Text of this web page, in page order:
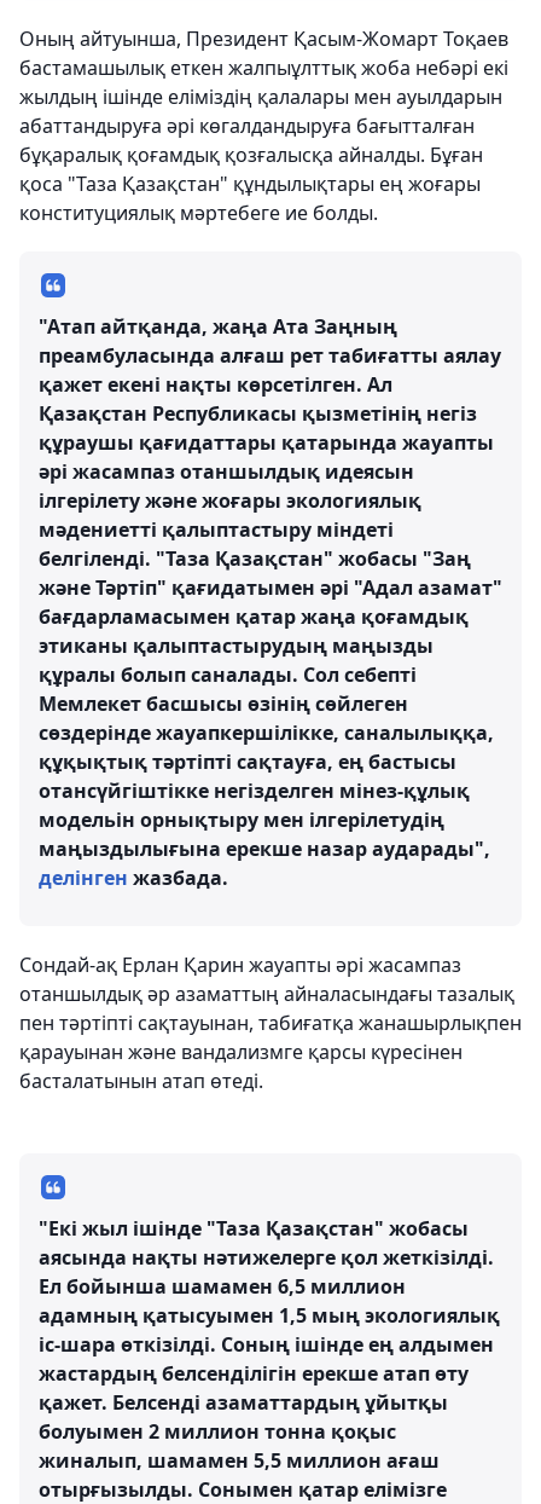
Оның айтуынша, Президент Қасым-Жомарт Тоқаев
бастамашылық еткен жалпыұлттық жоба небәрі екі
жылдың ішінде еліміздің қалалары мен ауылдарын
абаттандыруға әрі көгалдандыруға бағытталған
бұқаралық қоғамдық қозғалысқа айналды. Бұған
қоса "Таза Қазақстан" құндылықтары ең жоғары
конституциялық мәртебеге ие болды.
"Атап айтқанда, жаңа Ата Заңның
преамбуласында алғаш рет табиғатты аялау
қажет екені нақты көрсетілген. Ал
Қазақстан Республикасы қызметінің негіз
құраушы қағидаттары қатарында жауапты
әрі жасампаз отаншылдық идеясын
ілгерілету және жоғары экологиялық
мәдениетті қалыптастыру міндеті
белгіленді. "Таза Қазақстан" жобасы "Заң
және Тәртіп" қағидатымен әрі "Адал азамат"
бағдарламасымен қатар жаңа қоғамдық
этиканы қалыптастырудың маңызды
құралы болып саналады. Сол себепті
Мемлекет басшысы өзінің сөйлеген
сөздерінде жауапкершілікке, саналылыққа,
құқықтық тәртіпті сақтауға, ең бастысы
отансүйгіштікке негізделген мінез-құлық
модельін орнықтыру мен ілгерілетудің
маңыздылығына ерекше назар аударады",
делінген жазбада.
Сондай-ақ Ерлан Қарин жауапты әрі жасампаз
отаншылдық әр азаматтың айналасындағы тазалық
пен тәртіпті сақтауынан, табиғатқа жанашырлықпен
қарауынан және вандализмге қарсы күресінен
басталатынын атап өтеді.
"Екі жыл ішінде "Таза Қазақстан" жобасы
аясында нақты нәтижелерге қол жеткізілді.
Ел бойынша шамамен 6,5 миллион
адамның қатысуымен 1,5 мың экологиялық
іс-шара өткізілді. Соның ішінде ең алдымен
жастардың белсенділігін ерекше атап өту
қажет. Белсенді азаматтардың ұйытқы
болуымен 2 миллион тонна қоқыс
жиналып, шамамен 5,5 миллион ағаш
отырғызылды. Сонымен қатар елімізге